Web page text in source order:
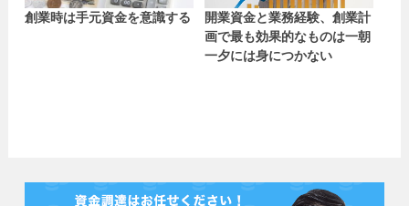
創業時は手元資金を意識する
開業資金と業務経験、創業計
画で最も効果的なものは一朝
一夕には身につかない